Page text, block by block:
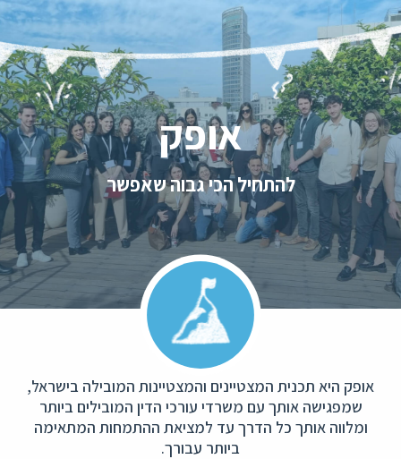
אופק
להתחיל הכי גבוה שאפשר
אופק היא תכנית המצטיינים והמצטיינות המובילה בישראל,
שמפגישה אותך עם משרדי עורכי הדין המובילים ביותר
ומלווה אותך כל הדרך עד למציאת ההתמחות המתאימה
ביותר עבורך.